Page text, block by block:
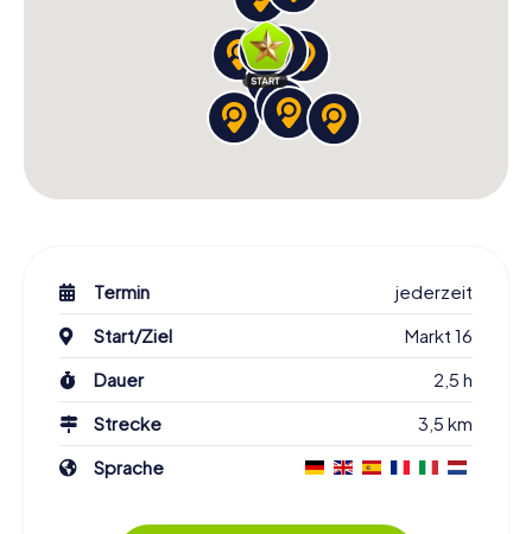
Termin
jederzeit
Start/Ziel
Markt 16
Dauer
2,5 h
Strecke
3,5 km
Sprache